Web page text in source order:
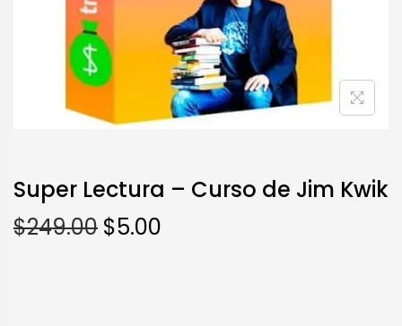
Super Lectura – Curso de Jim Kwik
$249.00 $5.00